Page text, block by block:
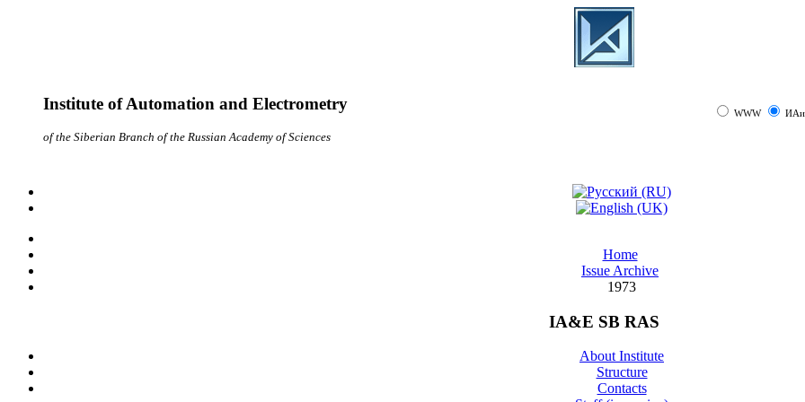
Institute of Automation and Electrometry
of the Siberian Branch of the Russian Academy of Sciences
WWW
Home
Issue Archive
1973
IA&E SB RAS
About Institute
Structure
Contacts